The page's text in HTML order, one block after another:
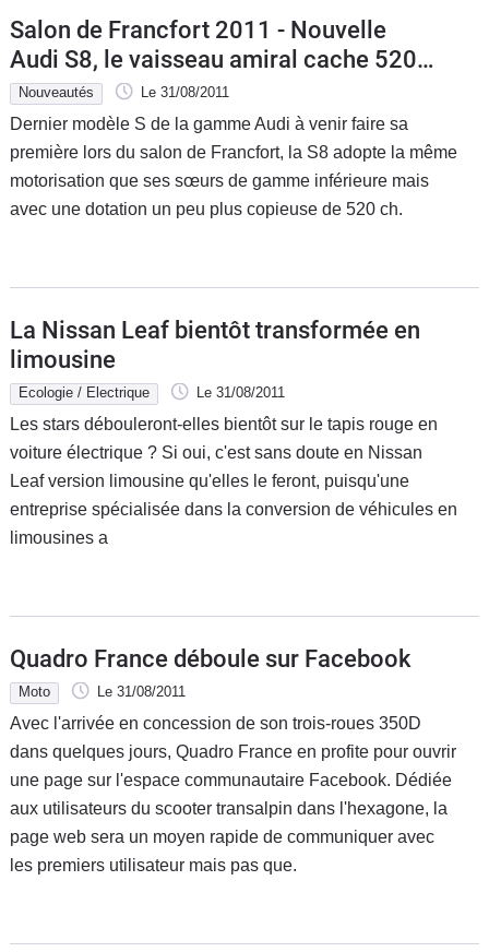
Salon de Francfort 2011 - Nouvelle
Audi S8, le vaisseau amiral cache 520
chNouveautés Le 31/08/2011
Dernier modèle S de la gamme Audi à venir faire sa
première lors du salon de Francfort, la S8 adopte la même
motorisation que ses sœurs de gamme inférieure mais
avec une dotation un peu plus copieuse de 520 ch.
La Nissan Leaf bientôt transformée en
limousine
Ecologie / Electrique Le 31/08/2011
Les stars débouleront-elles bientôt sur le tapis rouge en
voiture électrique ? Si oui, c'est sans doute en Nissan
Leaf version limousine qu'elles le feront, puisqu'une
entreprise spécialisée dans la conversion de véhicules en
limousines a
Quadro France déboule sur Facebook
Moto Le 31/08/2011
Avec l'arrivée en concession de son trois-roues 350D
dans quelques jours, Quadro France en profite pour ouvrir
une page sur l'espace communautaire Facebook. Dédiée
aux utilisateurs du scooter transalpin dans l'hexagone, la
page web sera un moyen rapide de communiquer avec
les premiers utilisateur mais pas que.